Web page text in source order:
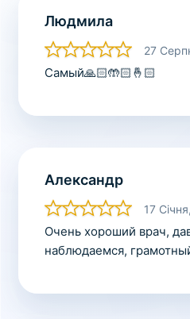
Людмила
27
Самый🙏🏻🤲🏻🤞🏻
Александр
17
Очень хороший врач,
наблюдаемся,